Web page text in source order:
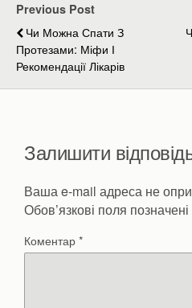
Previous Post
Чи Можна Спати З
Протезами: Міфи І
Рекомендації Лікарів
Залишити
Ваша e-mail адреса не
Обов’язкові поля позначені
Коментар*